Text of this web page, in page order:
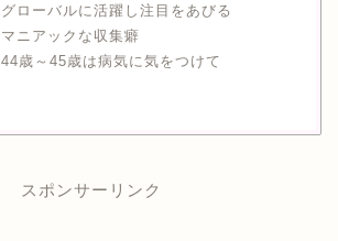
グローバルに活躍し注目をあびる
マニアックな収集癖
44歳～45歳は病気に気をつけて
スポンサーリンク